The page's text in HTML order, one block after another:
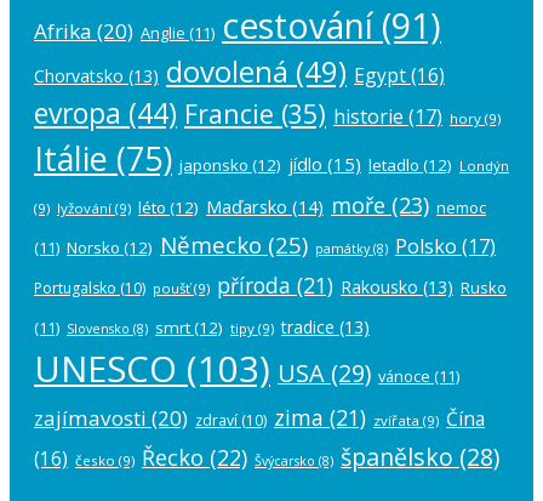
Afrika (20) Anglie (11) cestování(91)
Chorvatsko (13) dovolená (49) Egypt(16)
evropa (44) Francie (35) historie (17) hory (9)
Itálie (75) japonsko (12) jídlo (15) letadlo (12) Londýn
(9) lyžování (9) léto (12) Maďarsko (14) moře (23) nemoc
(11) Norsko (12) Německo (25) památky(8) Polsko (17)
Portugalsko (10) poušť(9) příroda (21) Rakousko (13) Rusko
(11) Slovensko (8) smrt(12) tipy (9) tradice (13)
UNESCO (103) USA (29) vánoce (11)
zajímavosti (20) zdraví (10) zima (21) zvířata (9) Čína
(16) česko (9) Řecko (22) Švýcarsko (8) španělsko (28)